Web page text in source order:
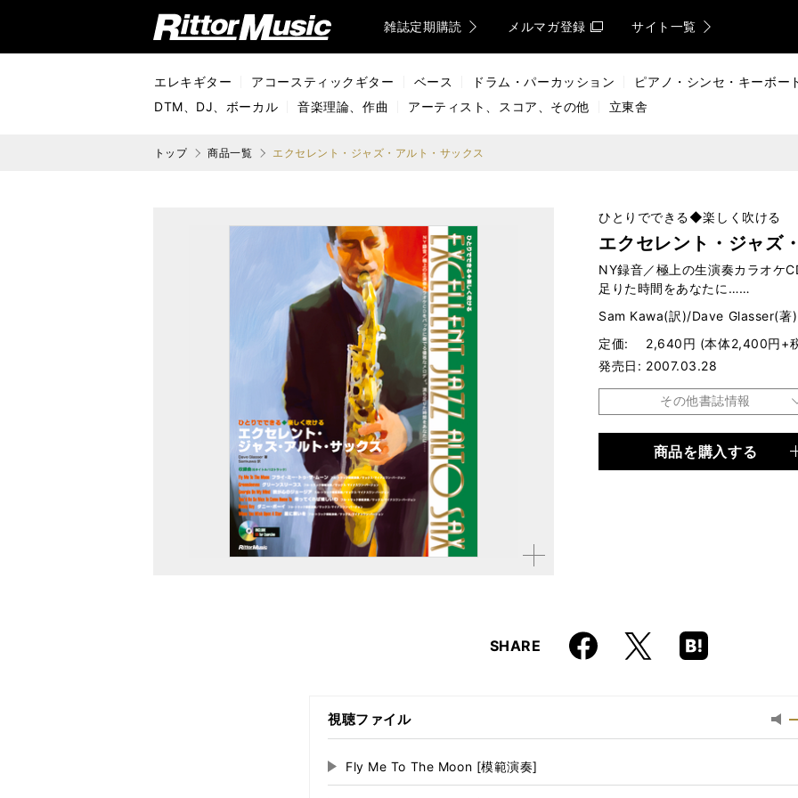
リットーミュージック (Rittor Music) 雑誌定期購読 メルマガ登録 サイト一覧
エレキギター アコースティックギター ベース ドラム・パーカッション ピアノ・シンセ・キーボー
DTM、DJ、ボーカル
音楽理論、作曲 アーティスト、スコア、その他 立東舎
トップ 商品一覧 エクセレント・ジャズ・アルト・サックス
拡大す
ひとりでできる◆楽しく吹ける
エクセレント・ジャズ
NY録音／極上の生演奏カラオケ
足りた時間をあなたに……
Sam Kawa(訳)/Dave Glasser(著)
定価
2,640円 (本体2,400円+
発売日
2007.03.28
その他書誌情報
楽譜
商品を購入する
SHARE Faceboo
k
X
Hatena
Boo
視聴ファイル
最
小
再
生
Fly Me To The Moon [模範演奏]